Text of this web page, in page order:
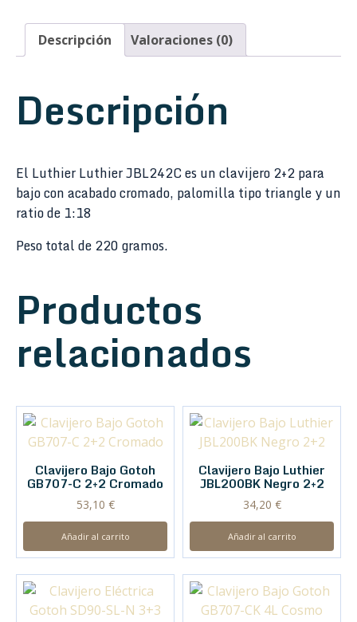
Descripción Valoraciones (0)
Descripción
El Luthier Luthier JBL242C es un clavijero 2+2 para
bajo con acabado cromado, palomilla tipo triangle y un
ratio de 1:18
Peso total de 220 gramos.
Productos
relacionados
Clavijero Bajo Gotoh
GB707-C 2+2 Cromado
53,10 €
Añadir al carrito
Clavijero Bajo Luthier
JBL200BK Negro 2+2
34,20 €
Añadir al carrito